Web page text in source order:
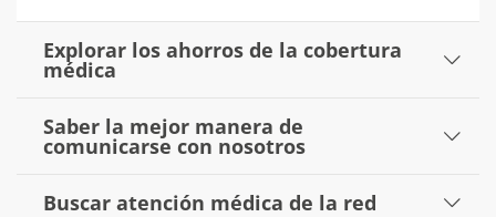
Explorar los ahorros de la cobertura
médica
Saber la mejor manera de
comunicarse con nosotros
Buscar atención médica de la red